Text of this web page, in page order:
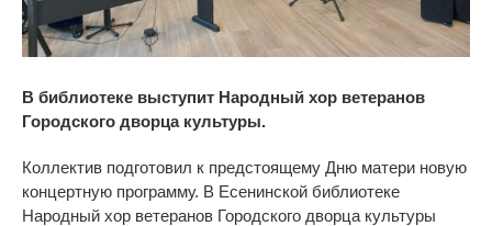
В библиотеке выступит Народный хор ветеранов
Городского дворца культуры.
Коллектив подготовил к предстоящему Дню матери новую
концертную программу. В Есенинской библиотеке
Народный хор ветеранов Городского дворца культуры